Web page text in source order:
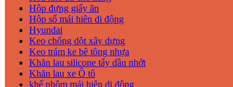
Hộp đựng giấy ăn
Hộp số mái hiên di động
Hyundai
Keo chống dột xây dựng
Keo trám ke bê tông nhựa
Khăn lau silicone tẩy dầu nhớt
Khăn lau xe Ô tô
khế nhôm mái hiên di động